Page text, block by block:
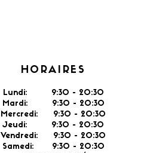
HORAIRES
Lundi: 9:30 - 20:30
Mardi: 9:30 - 20:30
Mercredi: 9:30 - 20:30
Jeudi: 9:30 - 20:30
Vendredi: 9:30 - 20:30
Samedi: 9:30 - 20:30